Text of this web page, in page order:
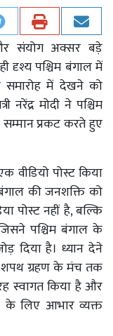
संयोग अक्सर बड़े
दृश्य पश्चिम बंगाल में
में देखने को
नरेंद्र मोदी ने पश्चिम
प्रकट करते हुए
वीडियो पोस्ट किया
की जनशक्ति को
पोस्ट नहीं है, बल्कि
पश्चिम बंगाल के
दिया है। ध्यान देने
शपथ ग्रहण के मंच तक
स्वागत किया है और
के लिए आभार व्यक्त